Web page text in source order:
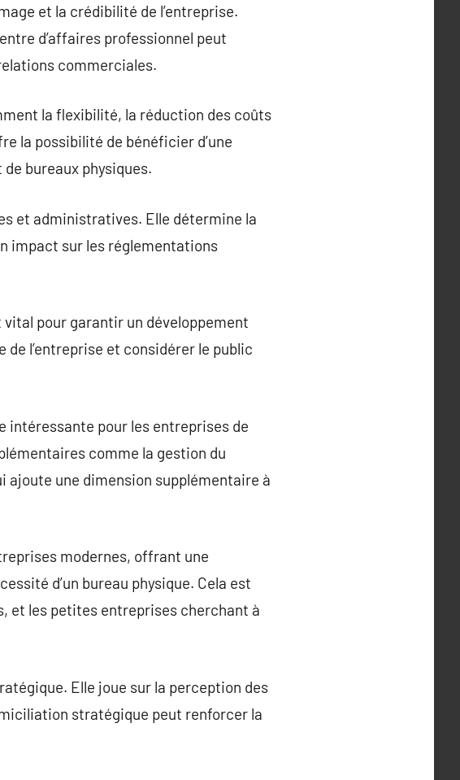
et la crédibilité de l’entreprise.
d’affaires professionnel peut
commerciales.
la flexibilité, la réduction des coûts
la possibilité de bénéficier d’une
bureaux physiques.
et administratives. Elle détermine la
impact sur les réglementations
pour garantir un développement
l’entreprise et considérer le public
intéressante pour les entreprises de
comme la gestion du
ajoute une dimension supplémentaire à
modernes, offrant une
d’un bureau physique. Cela est
et les petites entreprises cherchant à
Elle joue sur la perception des
stratégique peut renforcer la